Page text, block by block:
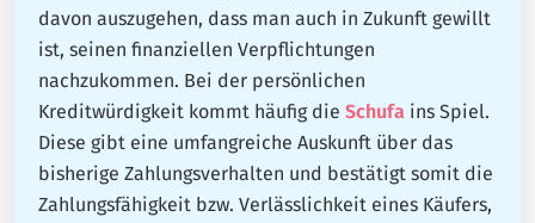
davon auszugehen, dass man auch in Zukunft gewillt
ist, seinen finanziellen Verpflichtungen
nachzukommen. Bei der persönlichen
Kreditwürdigkeit kommt häufig die Schufa ins Spiel.
Diese gibt eine umfangreiche Auskunft über das
bisherige Zahlungsverhalten und bestätigt somit die
Zahlungsfähigkeit bzw. Verlässlichkeit eines Käufers,